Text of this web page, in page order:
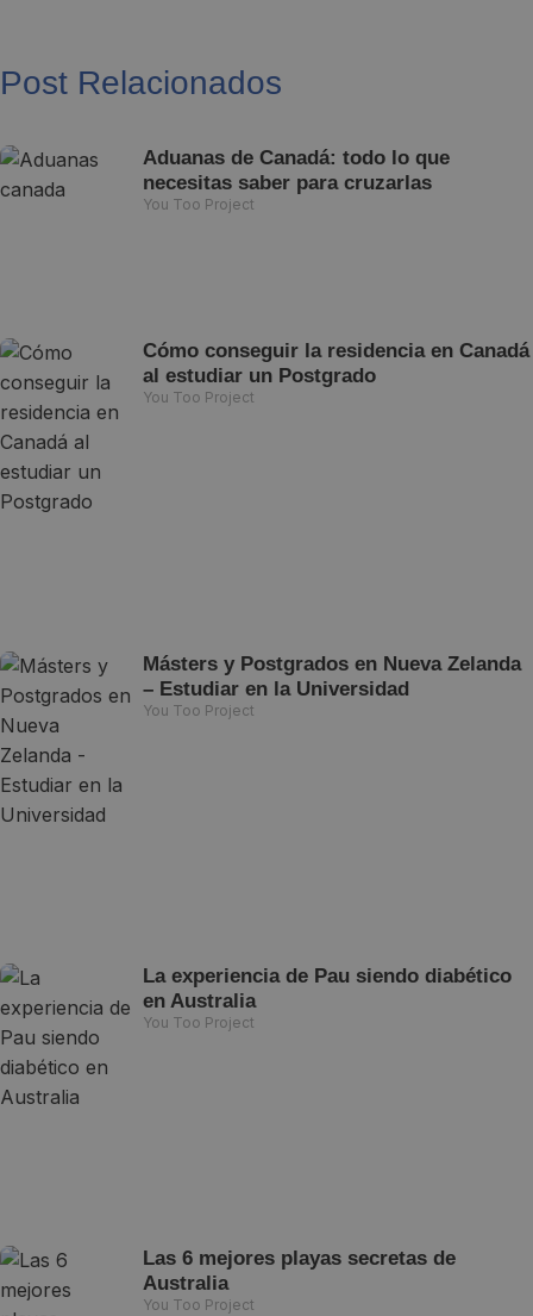
Post Relacionados
Aduanas de Canadá: todo lo que
necesitas saber para cruzarlas
You Too Project
Cómo conseguir la residencia en Canadá
al estudiar un Postgrado
You Too Project
Másters y Postgrados en Nueva Zelanda
– Estudiar en la Universidad
You Too Project
La experiencia de Pau siendo diabético
en Australia
You Too Project
Las 6 mejores playas secretas de
Australia
You Too Project